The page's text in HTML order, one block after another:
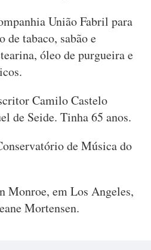
União Fabril para
de tabaco, sabão e
óleo de purgueira e
Camilo Castelo
de Seide. Tinha 65 anos.
de Música do
Monroe, em Los Angeles,
Mortensen.